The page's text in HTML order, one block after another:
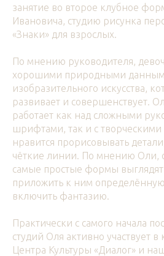
занятие во второе клубное
Ивановича, студию рисунка
«Знаки» для взрослых.
По мнению руководителя,
хорошими природными
изобразительного искусства,
развивает и совершенствует.
работает как над сложными
шрифтами, так и с
нравится прорисовывать
чёткие линии. По мнению Оли,
самые простые формы
приложить к ним
включить фантазию.
Практически с самого начала
студий Оля активно участвует
Центра Культуры «Диалог» и